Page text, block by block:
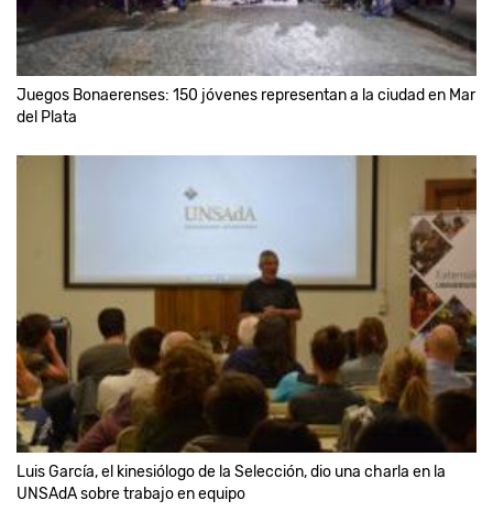
Juegos Bonaerenses: 150 jóvenes representan a la ciudad en Mar
del Plata
Luis García, el kinesiólogo de la Selección, dio una charla en la
UNSAdA sobre trabajo en equipo